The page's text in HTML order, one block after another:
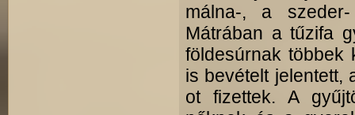
málna-, a
Mátrában a tűzifa
földesúrnak többek
is bevételt jelentett,
ot fizettek. A